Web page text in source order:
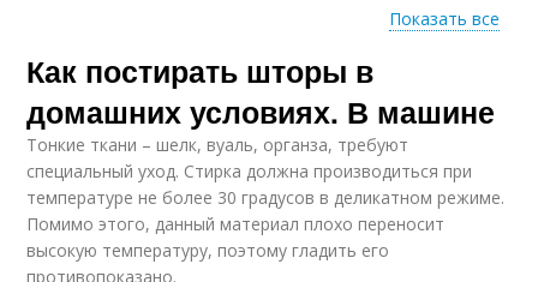
Различные шторы Блэкаут в машинке
Инструкция в
Рулонные шторы
Показать все
Как постирать шторы в
домашних условиях. В машине
Тонкие ткани – шелк, вуаль, органза, требуют
специальный уход. Стирка должна производиться при
температуре не более 30 градусов в деликатном режиме.
Помимо этого, данный материал плохо переносит
высокую температуру, поэтому гладить его
противопоказано.